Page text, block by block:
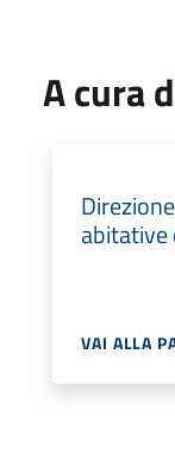
A cura
abitative
VAI ALLA